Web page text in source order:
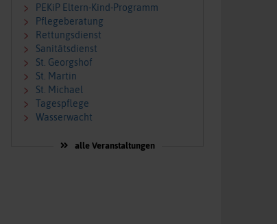
PEKiP Eltern-Kind-Programm
Pflegeberatung
Rettungsdienst
Sanitätsdienst
St. Georgshof
St. Martin
St. Michael
Tagespflege
Wasserwacht
alle Veranstaltungen